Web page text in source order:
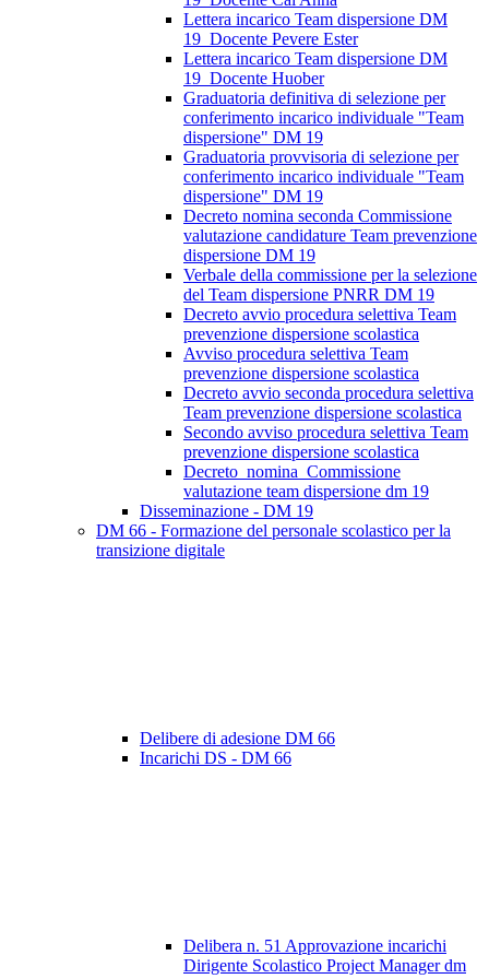
Lettera incarico Team dispersione DM
19_Docente Pevere Ester
Lettera incarico Team dispersione DM
19_Docente Huober
Graduatoria definitiva di selezione per
conferimento incarico individuale "Team
dispersione" DM 19
Graduatoria provvisoria di selezione per
conferimento incarico individuale "Team
dispersione" DM 19
Decreto nomina seconda Commissione
valutazione candidature Team prevenzione
dispersione DM 19
Verbale della commissione per la selezione
del Team dispersione PNRR DM 19
Decreto avvio procedura selettiva Team
prevenzione dispersione scolastica
Avviso procedura selettiva Team
prevenzione dispersione scolastica
Decreto avvio seconda procedura selettiva
Team prevenzione dispersione scolastica
Secondo avviso procedura selettiva Team
prevenzione dispersione scolastica
Decreto_nomina_Commissione
valutazione team dispersione dm 19
Disseminazione - DM 19
DM 66 - Formazione del personale scolastico per la
transizione digitale
Delibere di adesione DM 66
Incarichi DS - DM 66
Delibera n. 51 Approvazione incarichi
Dirigente Scolastico Project Manager dm